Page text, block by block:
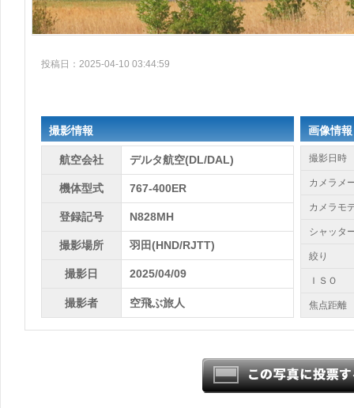
投稿日：2025-04-10 03:44:59
撮影情報
航空会社 デルタ航空(DL/DAL)
機体型式 767-400ER
登録記号 N828MH
撮影場所 羽田(HND/RJTT)
撮影日 2025/04/09
撮影者 空飛ぶ旅人
画像情報
撮影日時
カメラメ
カメラモ
シャッタ
絞り
ＩＳＯ
焦点距離